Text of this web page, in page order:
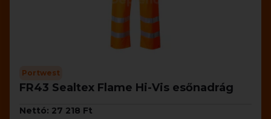
Portwest
FR43 Sealtex Flame Hi-Vis esőnadrág
Nettó: 27 218 Ft